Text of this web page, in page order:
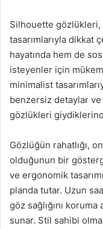
Silhouette gözlükleri,
tasarımlarıyla dikkat
hayatında hem de
isteyenler için
minimalist
benzersiz detaylar ve
gözlükleri
Gözlüğün rahatlığı,
olduğunun bir
ve ergonomik
planda tutar. Uzun
göz sağlığını
sunar. Stil sahibi